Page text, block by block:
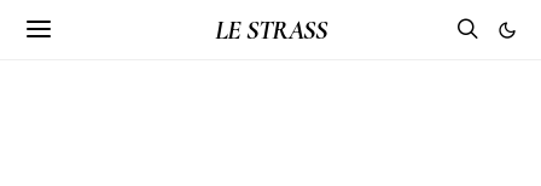
LE STRASS